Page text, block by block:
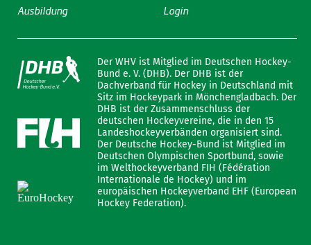
Ausbildung
Login
Der WHV ist Mitglied im Deutschen Hockey-
Bund e. V. (DHB). Der DHB ist der
Dachverband für Hockey in Deutschland mit
Sitz im Hockeypark in Mönchengladbach. Der
DHB ist der Zusammenschluss der
deutschen Hockeyvereine, die in den 15
Landeshockeyverbänden organisiert sind.
Der Deutsche Hockey-Bund ist Mitglied im
Deutschen Olympischen Sportbund, sowie
im Welthockeyverband FIH (Fédération
Internationale de Hockey) und im
europäischen Hockeyverband EHF (European
Hockey Federation).